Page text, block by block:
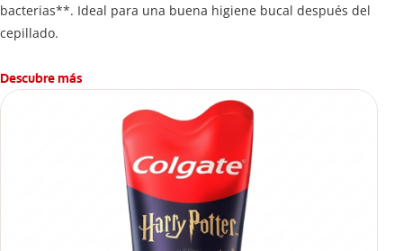
bacterias**. Ideal para una buena higiene bucal después del
cepillado.
Descubre más